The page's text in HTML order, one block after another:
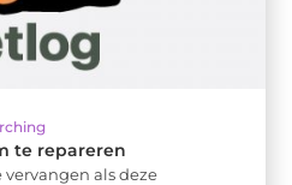
te repareren
als deze